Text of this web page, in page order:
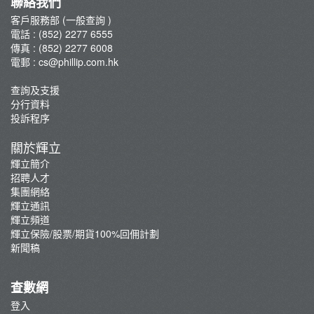
投資移民費用
月供投資計劃費用
外國股票現金股息/交收指示及公司行動費用
恒生指數期貨(大期)及期權交易費用
外匯交易費用
客戶服務部 (一般查詢 )
電話 : (852) 2277 6555
傳真 : (852) 2277 6008
電郵 : cs@phillip.com.hk
查詢及支援
分行資料
投訴程序
關於輝立
輝立簡介
招聘人才
集團網絡
輝立通訊
輝立頻道
輝立保險/股票/期貨100%回佣計劃
新聞稿
查數網
登入